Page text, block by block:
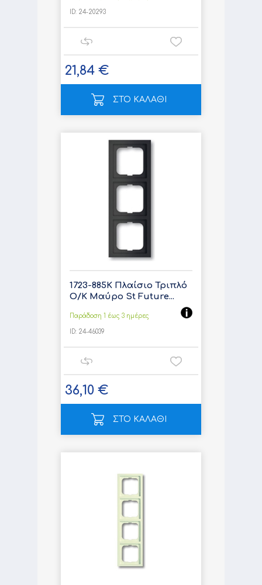
ID: 24-20293
21,84 €
ΣΤΟ ΚΑΛΑΘΙ
1723-885K Πλαίσιο Τριπλό
Ο/Κ Μαύρο St Future...
Παράδοση 1 έως 3 ημέρες
ID: 24-46039
36,10 €
ΣΤΟ ΚΑΛΑΘΙ